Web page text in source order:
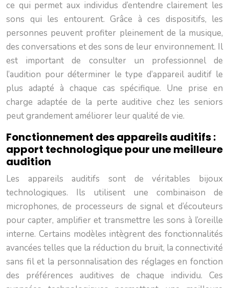
ce qui permet aux individus d’entendre clairement les
sons qui les entourent. Grâce à ces dispositifs, les
personnes peuvent profiter pleinement de la musique,
des conversations et des sons de leur environnement. Il
est important de consulter un professionnel de
l’audition pour déterminer le type d’appareil auditif le
plus adapté à chaque cas spécifique. Une prise en
charge adaptée de la perte auditive chez les seniors
peut grandement améliorer leur qualité de vie.
Fonctionnement des appareils auditifs :
apport technologique pour une meilleure
audition
Les appareils auditifs sont de véritables bijoux
technologiques. Ils utilisent une combinaison de
microphones, de processeurs de signal et d’écouteurs
pour capter, amplifier et transmettre les sons à l’oreille
interne. Certains modèles intègrent des fonctionnalités
avancées telles que la réduction du bruit, la connectivité
sans fil et la personnalisation des réglages en fonction
des préférences auditives de chaque individu. Ces